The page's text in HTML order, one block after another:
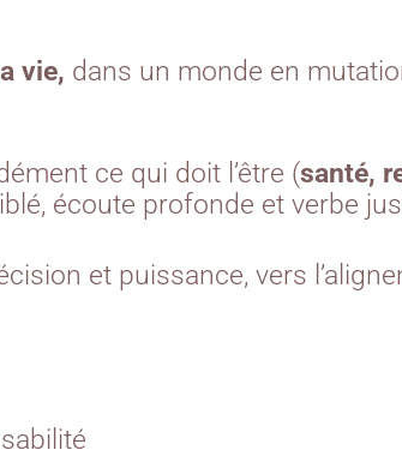
vie, dans un monde en
ce qui doit l’être (santé,
écoute profonde et verbe
et puissance, vers